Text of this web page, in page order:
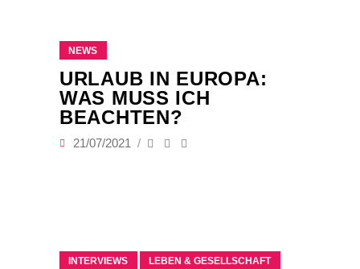
NEWS
URLAUB IN EUROPA:
WAS MUSS ICH
BEACHTEN?
21/07/2021
INTERVIEWS
LEBEN & GESELLSCHAFT